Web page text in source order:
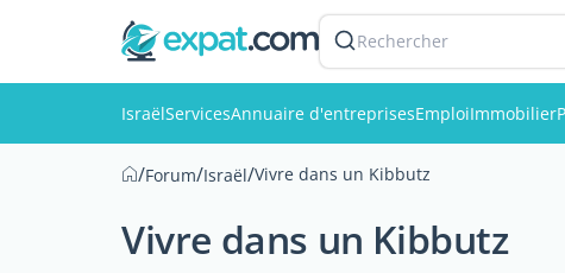
Rechercher
IsraëlServicesAnnuaire d'entreprisesEmploiImmobilier
/Forum/Israël/Vivre dans un Kibbutz
Vivre dans un Kibbutz